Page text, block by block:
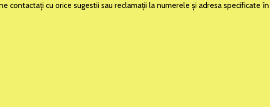
contactaţi cu orice sugestii sau reclamaţii la numerele şi adresa specificate